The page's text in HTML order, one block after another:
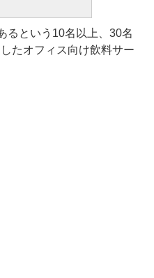
るという10名以上、30名
たオフィス向け飲料サー